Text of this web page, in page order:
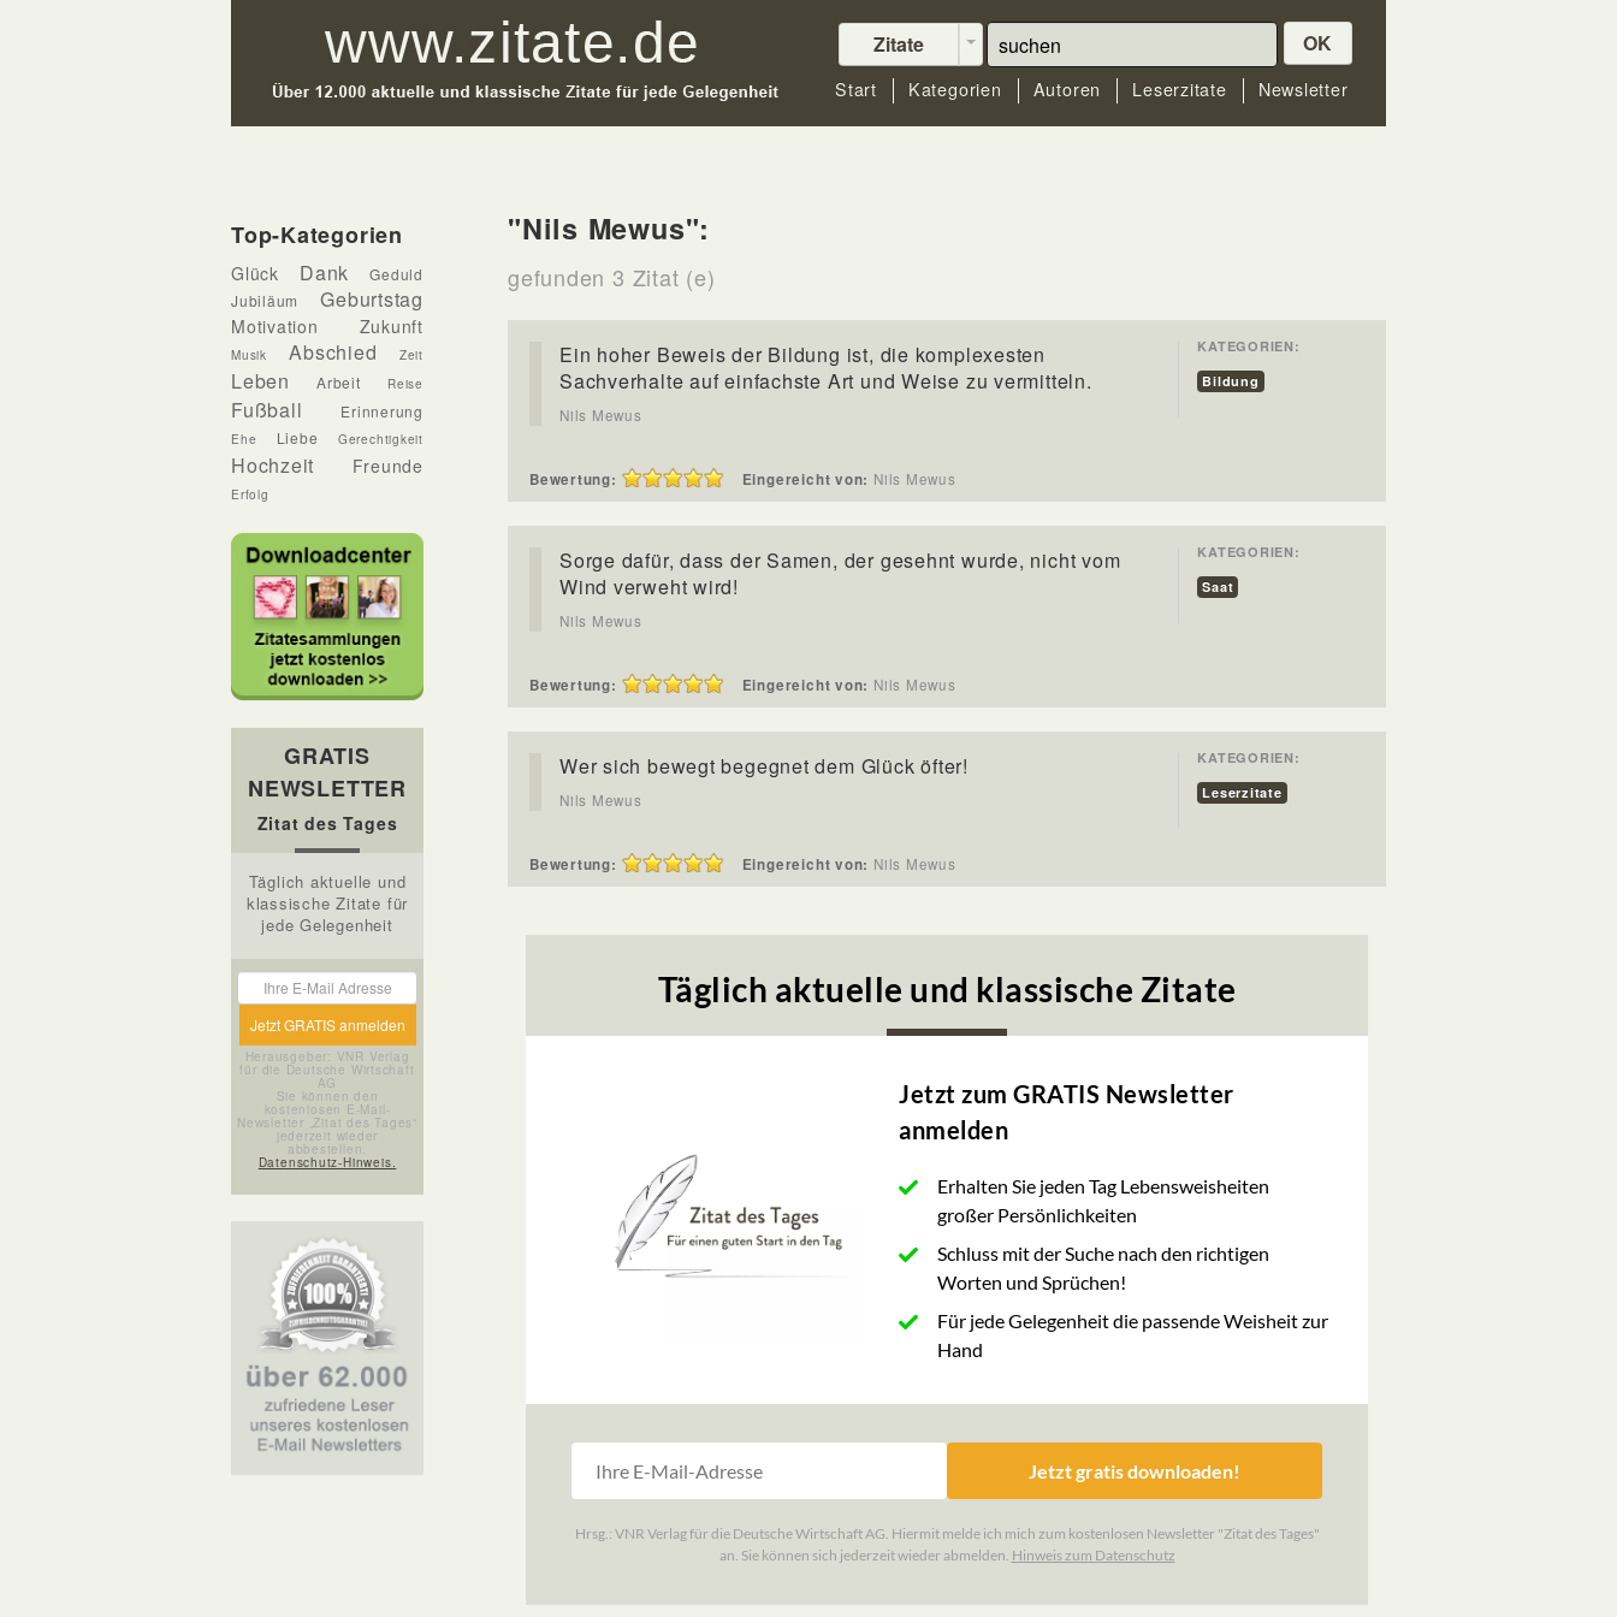
Zitate OK
Start Kategorien Autoren Leserzitate Newsletter
Top-Kategorien
Glück Dank
Geduld
Jubiläum
Geburtstag
Motivation Zukunft
Musik Abschied Zeit
Leben Arbeit Reise
Fußball Erinnerung
Ehe Liebe Gerechtigkeit
Hochzeit Freunde
Erfolg
GRATIS
NEWSLETTER
Zitat des Tages
Täglich aktuelle und
klassische Zitate für
jede Gelegenheit
Herausgeber: VNR Verlag
für die Deutsche Wirtschaft
AG
Sie können den
kostenlosen E-Mail-
Newsletter „Zitat des Tages“
jederzeit wieder
abbestellen.
Datenschutz-Hinweis.
"Nils Mewus":
gefunden 3 Zitat (e)
Ein hoher Beweis der Bildung ist, die komplexesten
Sachverhalte auf einfachste Art und Weise zu vermitteln.
Nils Mewus
KATEGORIEN:
Bildung
Bewertung: Eingereicht von: Nils Mewus
Sorge dafür, dass der Samen, der gesehnt wurde, nicht vom
Wind verweht wird!
Nils Mewus
KATEGORIEN:
Saat
Bewertung: Eingereicht von: Nils Mewus
Wer sich bewegt begegnet dem Glück öfter!
Nils Mewus
KATEGORIEN:
Leserzitate
Bewertung: Eingereicht von: Nils Mewus